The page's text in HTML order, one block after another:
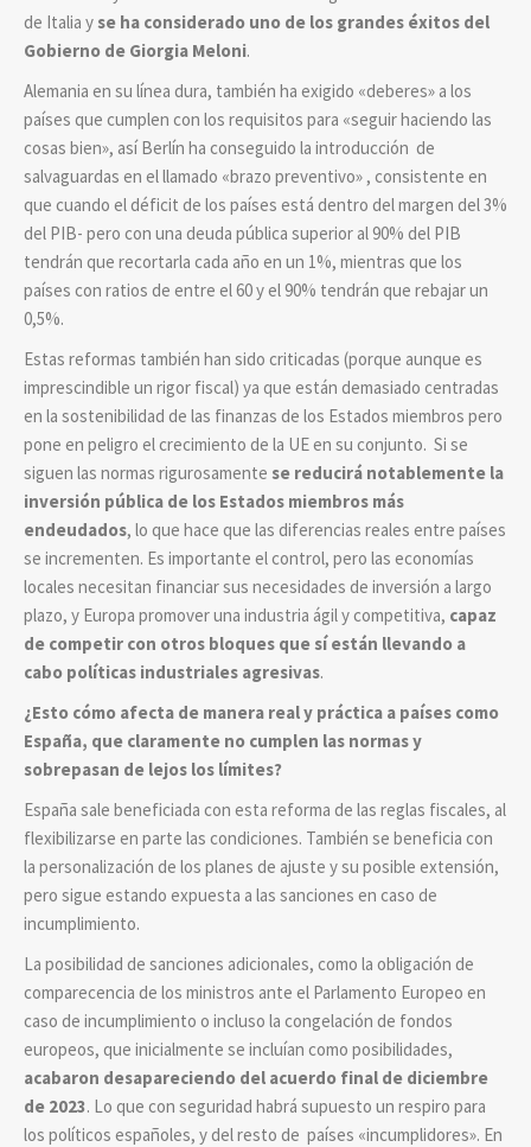
de Italia y se ha considerado uno de los grandes éxitos del
Gobierno de Giorgia Meloni.
Alemania en su línea dura, también ha exigido «deberes» a los
países que cumplen con los requisitos para «seguir haciendo las
cosas bien», así Berlín ha conseguido la introducción de
salvaguardas en el llamado «brazo preventivo» , consistente en
que cuando el déficit de los países está dentro del margen del 3%
del PIB- pero con una deuda pública superior al 90% del PIB
tendrán que recortarla cada año en un 1%, mientras que los
países con ratios de entre el 60 y el 90% tendrán que rebajar un
0,5%.
Estas reformas también han sido criticadas (porque aunque es
imprescindible un rigor fiscal) ya que están demasiado centradas
en la sostenibilidad de las finanzas de los Estados miembros pero
pone en peligro el crecimiento de la UE en su conjunto. Si se
siguen las normas rigurosamente se reducirá notablemente la
inversión pública de los Estados miembros más
endeudados, lo que hace que las diferencias reales entre países
se incrementen. Es importante el control, pero las economías
locales necesitan financiar sus necesidades de inversión a largo
plazo, y Europa promover una industria ágil y competitiva, capaz
de competir con otros bloques que sí están llevando a
cabo políticas industriales agresivas.
¿Esto cómo afecta de manera real y práctica a países como
España, que claramente no cumplen las normas y
sobrepasan de lejos los límites?
España sale beneficiada con esta reforma de las reglas fiscales, al
flexibilizarse en parte las condiciones. También se beneficia con
la personalización de los planes de ajuste y su posible extensión,
pero sigue estando expuesta a las sanciones en caso de
incumplimiento.
La posibilidad de sanciones adicionales, como la obligación de
comparecencia de los ministros ante el Parlamento Europeo en
caso de incumplimiento o incluso la congelación de fondos
europeos, que inicialmente se incluían como posibilidades,
acabaron desapareciendo del acuerdo final de diciembre
de 2023. Lo que con seguridad habrá supuesto un respiro para
los políticos españoles, y del resto de países «incumplidores». En